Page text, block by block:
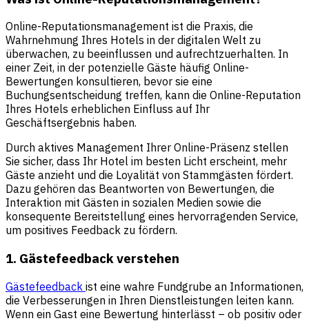
Online-Reputationsmanagement ist die Praxis, die
Wahrnehmung Ihres Hotels in der digitalen Welt zu
überwachen, zu beeinflussen und aufrechtzuerhalten. In
einer Zeit, in der potenzielle Gäste häufig Online-
Bewertungen konsultieren, bevor sie eine
Buchungsentscheidung treffen, kann die Online-Reputation
Ihres Hotels erheblichen Einfluss auf Ihr
Geschäftsergebnis haben.
Durch aktives Management Ihrer Online-Präsenz stellen
Sie sicher, dass Ihr Hotel im besten Licht erscheint, mehr
Gäste anzieht und die Loyalität von Stammgästen fördert.
Dazu gehören das Beantworten von Bewertungen, die
Interaktion mit Gästen in sozialen Medien sowie die
konsequente Bereitstellung eines hervorragenden Service,
um positives Feedback zu fördern.
1. Gästefeedback verstehen
Gästefeedback ist eine wahre Fundgrube an Informationen,
die Verbesserungen in Ihren Dienstleistungen leiten kann.
Wenn ein Gast eine Bewertung hinterlässt – ob positiv oder